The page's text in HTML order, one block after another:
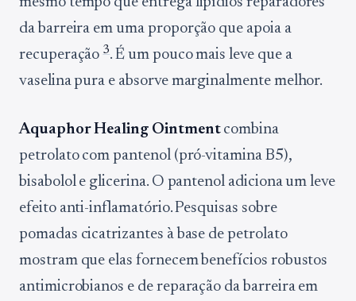
da barreira em uma proporção que apoia a
recuperação3. É um pouco mais leve que a
vaselina pura e absorve marginalmente melhor.
Aquaphor Healing Ointmentcombina
petrolato com pantenol (pró-vitamina B5),
bisabolol e glicerina. O pantenol adiciona um leve
efeito anti-inflamatório. Pesquisas sobre
pomadas cicatrizantes à base de petrolato
mostram que elas fornecem benefícios robustos
antimicrobianos e de reparação da barreira em